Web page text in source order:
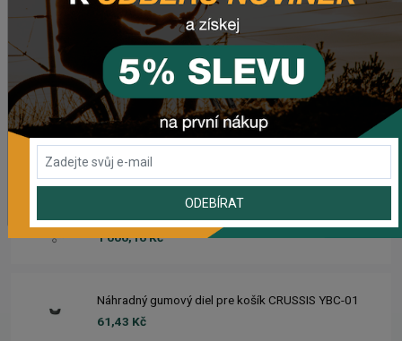
Zimušné Rukavice CHROMAG SIGNAL
1 104,44 Kč
Sedlo CHROMAG TRAILMASTER DT V2
1 006,16 Kč
Náhradný gumový diel pre košík CRUSSIS YBC-01
61,43 Kč
ODEBÍRAT